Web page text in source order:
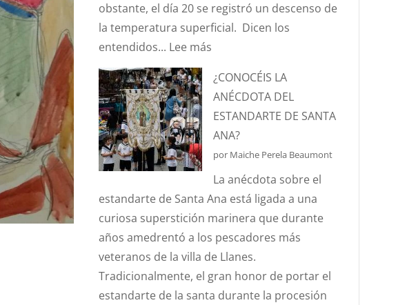
obstante, el día 20 se registró un descenso de
la temperatura superficial. Dicen los
entendidos... Lee más
QUÉ
ES
EL
EFECTO
“CORIOLIS”?
¿CONOCÉIS LA
ANÉCDOTA DEL
ESTANDARTE DE SANTA
ANA?
por Maiche Perela Beaumont
La anécdota sobre el
estandarte de Santa Ana está ligada a una
curiosa superstición marinera que durante
años amedrentó a los pescadores más
veteranos de la villa de Llanes.
Tradicionalmente, el gran honor de portar el
estandarte de la santa durante la procesión